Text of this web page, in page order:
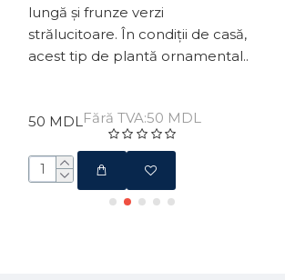
lungă și frunze verzi
strălucitoare. În condiții de casă,
acest tip de plantă ornamental..
50 MDL Fără TVA:50 MDL